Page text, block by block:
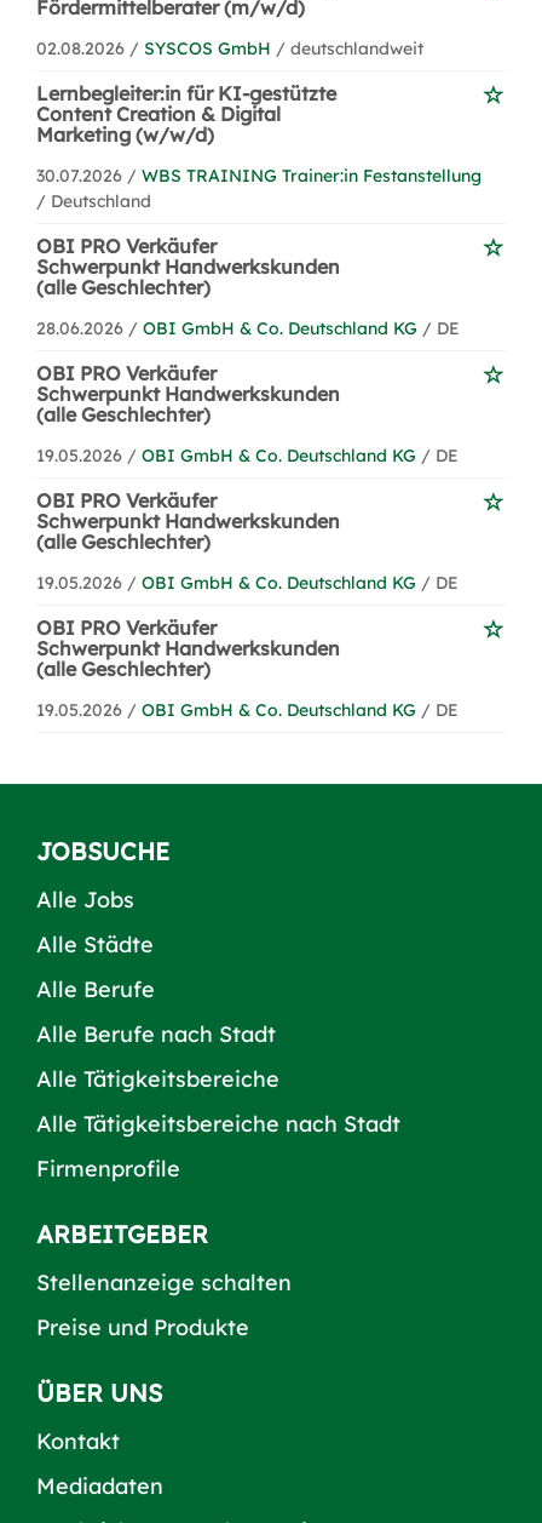
Fördermittelberater (m/w/d)
02.08.2026 / SYSCOS GmbH / deutschlandweit
Lernbegleiter:in für KI-gestützte
Content Creation & Digital
Marketing (w/w/d)
30.07.2026 / WBS TRAINING Trainer:in Festanstellung
/ Deutschland
OBI PRO Verkäufer
Schwerpunkt Handwerkskunden
(alle Geschlechter)
28.06.2026 / OBI GmbH & Co. Deutschland KG / DE
OBI PRO Verkäufer
Schwerpunkt Handwerkskunden
(alle Geschlechter)
19.05.2026 / OBI GmbH & Co. Deutschland KG / DE
OBI PRO Verkäufer
Schwerpunkt Handwerkskunden
(alle Geschlechter)
19.05.2026 / OBI GmbH & Co. Deutschland KG / DE
OBI PRO Verkäufer
Schwerpunkt Handwerkskunden
(alle Geschlechter)
19.05.2026 / OBI GmbH & Co. Deutschland KG / DE
JOBSUCHE
Alle Jobs
Alle Städte
Alle Berufe
Alle Berufe nach Stadt
Alle Tätigkeitsbereiche
Alle Tätigkeitsbereiche nach Stadt
Firmenprofile
ARBEITGEBER
Stellenanzeige schalten
Preise und Produkte
ÜBER UNS
Kontakt
Mediadaten